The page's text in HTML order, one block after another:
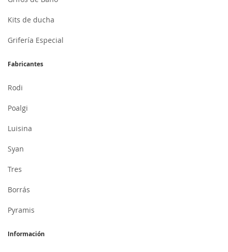
Kits de ducha
Grifería Especial
Fabricantes
Rodi
Poalgi
Luisina
Syan
Tres
Borrás
Pyramis
Información